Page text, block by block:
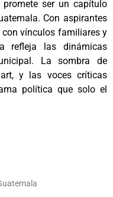
ser un capítulo
Con aspirantes
vínculos familiares y
refleja las dinámicas
La sombra de
y las voces críticas
política que solo el